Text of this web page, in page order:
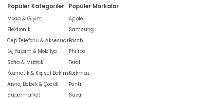
Popüler Kategoriler
Moda & Giyim
Elektronik
Cep Telefonu & Aksesuar
Ev, Yaşam & Mobilya
Sofra & Mutfak
Kozmetik & Kişisel Bakım
Anne, Bebek & Çocuk
Süpermarket
Popüler Markalar
Apple
Samsung
Bosch
Philips
Tefal
Korkmaz
Penti
Süvari